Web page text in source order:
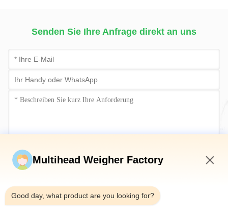
Senden Sie Ihre Anfrage direkt an uns
Jetzt einreichen
Multihead Weigher Factory
Good day, what product are you looking for?